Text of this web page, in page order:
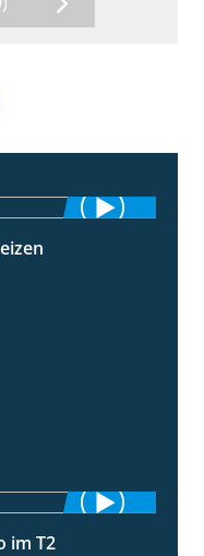
im T2